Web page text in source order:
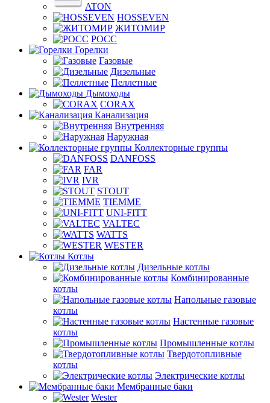
ATON
HOSSEVEN
ЖИТОМИР
РОСС
Горелки
Газовые
Дизельные
Пеллетные
Дымоходы
CORAX
Канализация
Внутренняя
Наружная
Коллекторные группы
DANFOSS
FAR
IVR
STOUT
TIEMME
UNI-FITT
VALTEC
WATTS
WESTER
Котлы
Дизельные котлы
Комбинированные
котлы
Напольные газовые
котлы
Настенные газовые
котлы
Промышленные котлы
Твердотопливные
котлы
Электрические котлы
Мембранные баки
Wester